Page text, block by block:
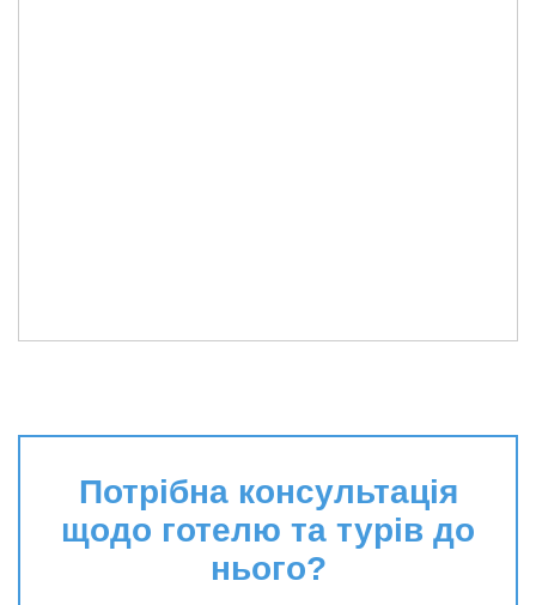
Потрібна консультація
щодо готелю та турів до
нього?